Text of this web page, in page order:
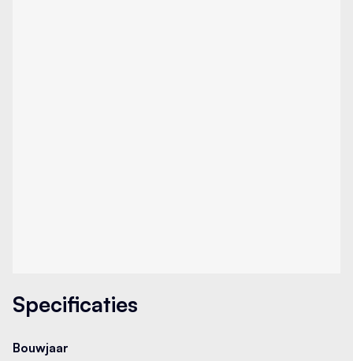
Specificaties
Bouwjaar